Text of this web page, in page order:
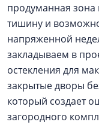
продуманная
тишину и
напряженной
закладываем в
остекления для
закрытые дворы
который создает
загородного